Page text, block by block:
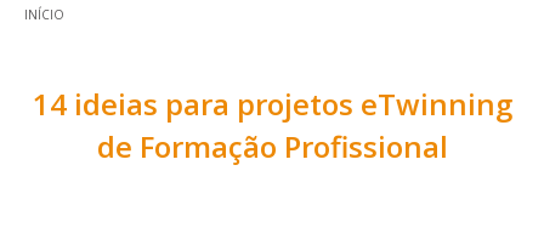
INÍCIO
14 ideias para projetos eTwinning
de Formação Profissional